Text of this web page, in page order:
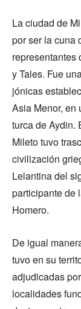
La ciudad de
por ser la cuna
representantes
y Tales. Fue
jónicas
Asia Menor, en
turca de Aydin.
Mileto tuvo
civilización
Lelantina del
participante de
Homero.
De igual
tuvo en su
adjudicadas
localidades